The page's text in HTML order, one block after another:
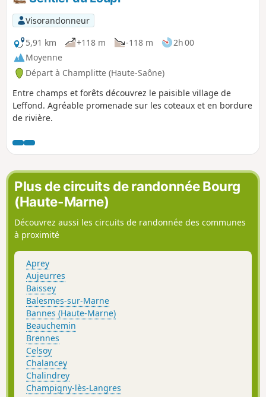
Visorandonneur
5,91 km
+118 m -118 m
2h 00
Moyenne
Départ à Champlitte (Haute-Saône)
Entre champs et forêts découvrez le paisible village de
Leffond. Agréable promenade sur les coteaux et en bordure
de rivière.
Plus de circuits de randonnée Bourg
(Haute-Marne)
Découvrez aussi les circuits de randonnée des communes
à proximité
Aprey
Aujeurres
Baissey
Balesmes-sur-Marne
Bannes (Haute-Marne)
Beauchemin
Brennes
Celsoy
Chalancey
Chalindrey
Champigny-lès-Langres